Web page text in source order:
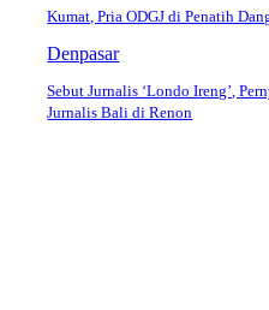
Kumat, Pria ODGJ di Penatih
Denpasar
Sebut Jurnalis ‘Londo Ireng’,
Jurnalis Bali di Renon